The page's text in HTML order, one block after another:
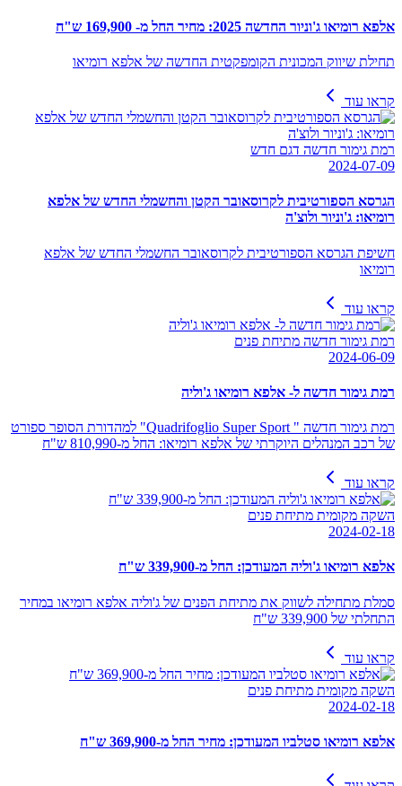
אלפא רומיאו ג'וניור החדשה 2025: מחיר החל מ- 169,900 ש"ח
תחילת שיווק המכונית הקומפקטית החדשה של אלפא רומיאו
קראו עוד
רמת גימור חדשה דגם חדש
2024-07-09
הגרסא הספורטיבית לקרוסאובר הקטן והחשמלי החדש של אלפא
רומיאו: ג'וניור ולוצ'ה
חשיפת הגרסא הספורטיבית לקרוסאובר החשמלי החדש של אלפא
רומיאו
קראו עוד
רמת גימור חדשה מתיחת פנים
2024-06-09
רמת גימור חדשה ל- אלפא רומיאו ג'וליה
רמת גימור חדשה " Quadrifoglio Super Sport" למהדורת הסופר ספורט
של רכב המנהלים היוקרתי של אלפא רומיאו: החל מ-810,990 ש"ח
קראו עוד
השקה מקומית מתיחת פנים
2024-02-18
אלפא רומיאו ג'וליה המעודכן: החל מ-339,900 ש"ח
סמלת מתחילה לשווק את מתיחת הפנים של ג'וליה אלפא רומיאו במחיר
התחלתי של 339,900 ש"ח
קראו עוד
השקה מקומית מתיחת פנים
2024-02-18
אלפא רומיאו סטלביו המעודכן: מחיר החל מ-369,900 ש"ח